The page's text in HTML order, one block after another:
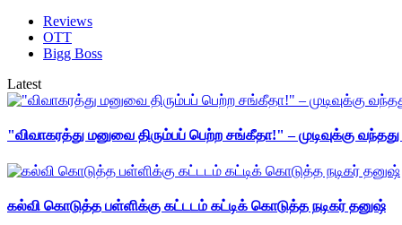
Reviews
OTT
Bigg Boss
Latest
"விவாகரத்து மனுவை திரும்பப் பெற்ற சங்கீதா!" – முடிவுக்கு
கல்வி கொடுத்த பள்ளிக்கு கட்டடம் கட்டிக் கொடுத்த நடிகர் தனுஷ்